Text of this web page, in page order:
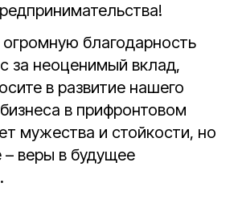
благодарность
за неоценимый вклад,
в развитие нашего
в прифронтовом
мужества и стойкости, но
– веры в будущее